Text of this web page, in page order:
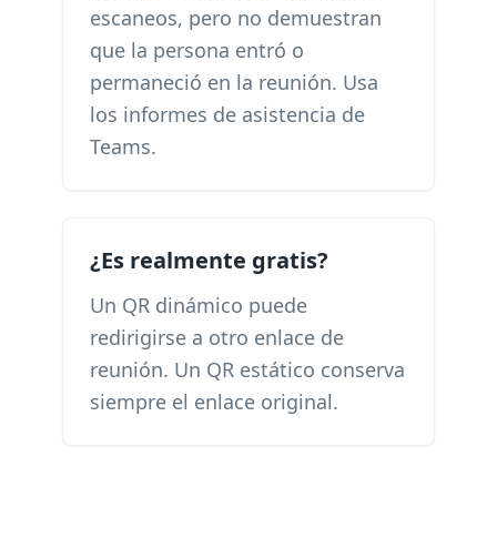
escaneos, pero no demuestran
que la persona entró o
permaneció en la reunión. Usa
los informes de asistencia de
Teams.
¿Es realmente gratis?
Un QR dinámico puede
redirigirse a otro enlace de
reunión. Un QR estático conserva
siempre el enlace original.